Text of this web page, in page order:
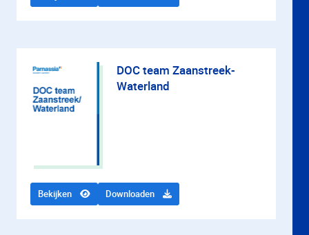
DOC team Zaanstreek-
Waterland
Bekijken Downloaden